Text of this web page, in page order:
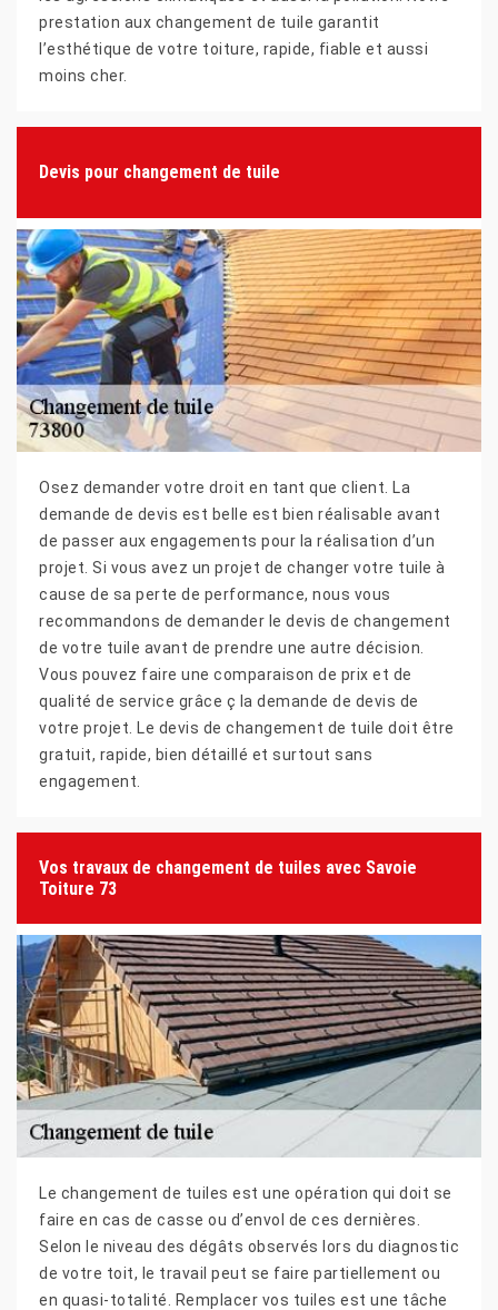
prestation aux changement de tuile garantit
l’esthétique de votre toiture, rapide, fiable et aussi
moins cher.
Devis pour changement de tuile
Osez demander votre droit en tant que client. La
demande de devis est belle est bien réalisable avant
de passer aux engagements pour la réalisation d’un
projet. Si vous avez un projet de changer votre tuile à
cause de sa perte de performance, nous vous
recommandons de demander le devis de changement
de votre tuile avant de prendre une autre décision.
Vous pouvez faire une comparaison de prix et de
qualité de service grâce ç la demande de devis de
votre projet. Le devis de changement de tuile doit être
gratuit, rapide, bien détaillé et surtout sans
engagement.
Vos travaux de changement de tuiles avec Savoie
Toiture 73
Le changement de tuiles est une opération qui doit se
faire en cas de casse ou d’envol de ces dernières.
Selon le niveau des dégâts observés lors du diagnostic
de votre toit, le travail peut se faire partiellement ou
en quasi-totalité. Remplacer vos tuiles est une tâche